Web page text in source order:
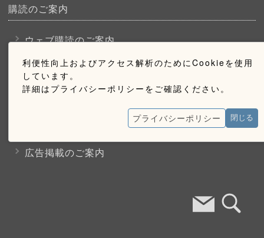
利便性向上およびアクセス解析のためにCookieを使用
しています。
詳細はプライバシーポリシーをご確認ください。
プライバシーポリシー 閉じる
購読のご案内
ウェブ購読のご案内
お問い合わせ
広告掲載のご案内